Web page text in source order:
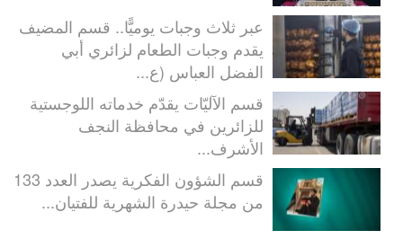
عبر ثلاث وجبات يوميًّا.. قسم المضيف
يقدم وجبات الطعام لزائري أبي
الفضل العباس (ع...
قسم الآليّات يقدّم خدماته اللوجستية
للزائرين في محافظة النجف
الأشرف...
قسم الشؤون الفكرية يصدر العدد 133
من مجلة حيدرة الشهرية للفتيان...